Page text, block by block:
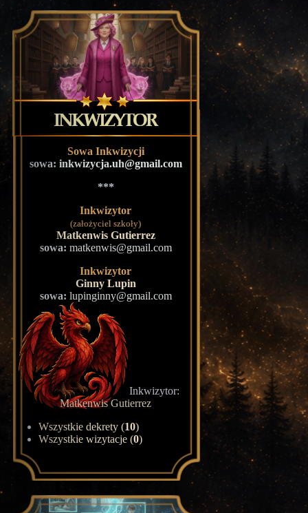
Sowa Inkwizycji
sowa: inkwizycja.uh@gmail.com
***
Inkwizytor
(założyciel szkoły)
Matkenwis Gutierrez
sowa: matkenwis@gmail.com
Inkwizytor
Ginny Lupin
sowa: lupinginny@gmail.com
Inkwizytor:
Matkenwis Gutierrez
Wszystkie dekrety (10)
Wszystkie wizytacje (0)